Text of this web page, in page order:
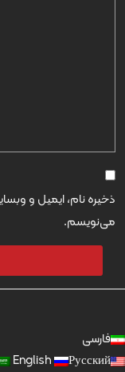
ذخیره نام، ایمیل و
می‌نویسم.
فارسی
English
Русский